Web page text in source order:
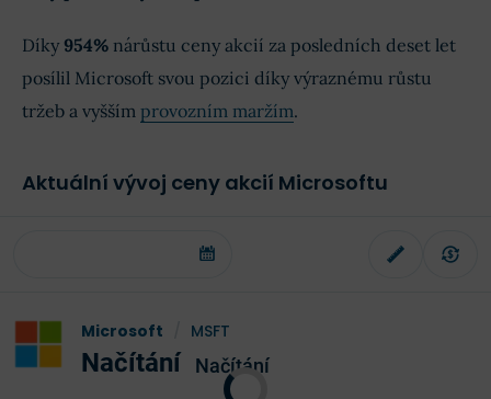
Díky 954% nárůstu ceny akcií za posledních deset let
posílil Microsoft svou pozici díky výraznému růstu
tržeb a vyšším provozním maržím.
Aktuální vývoj ceny akcií Microsoftu
Microsoft MSFT
Načítání Načítání